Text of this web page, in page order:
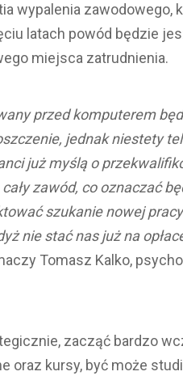
wypalenia zawodowego,
latach powód będzie
miejsca zatrudnienia.
przed komputerem
jednak niestety
już myślą o
zawód, co oznaczać
szukanie nowej
nie stać nas już na
Tomasz Kalko,
zacząć bardzo
oraz kursy, być może